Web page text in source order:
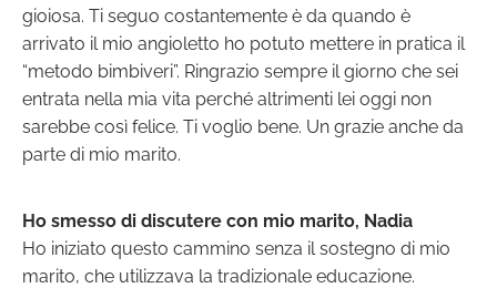
gioiosa. Ti seguo costantemente è da quando è
arrivato il mio angioletto ho potuto mettere in pratica il
“metodo bimbiveri”. Ringrazio sempre il giorno che sei
entrata nella mia vita perché altrimenti lei oggi non
sarebbe così felice. Ti voglio bene. Un grazie anche da
parte di mio marito.
Ho smesso di discutere con mio marito, Nadia
Ho iniziato questo cammino senza il sostegno di mio
marito, che utilizzava la tradizionale educazione.